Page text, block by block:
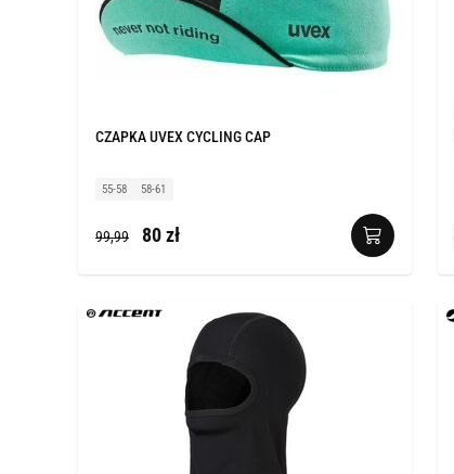
CZAPKA UVEX CYCLING CAP
55-58 58-61
99,99 80 zł